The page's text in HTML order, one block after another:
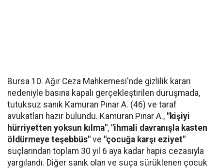
Bursa 10. Ağır Ceza Mahkemesi'nde gizlilik kararı
nedeniyle basına kapalı gerçekleştirilen duruşmada,
tutuksuz sanık Kamuran Pınar A. (46) ve taraf
avukatları hazır bulundu. Kamuran Pınar A., "kişiyi
hürriyetten yoksun kılma", "ihmali davranışla kasten
öldürmeye teşebbüs" ve "çocuğa karşı eziyet"
suçlarından toplam 30 yıl 6 aya kadar hapis cezasıyla
yargılandı. Diğer sanık olan ve suça sürüklenen çocuk